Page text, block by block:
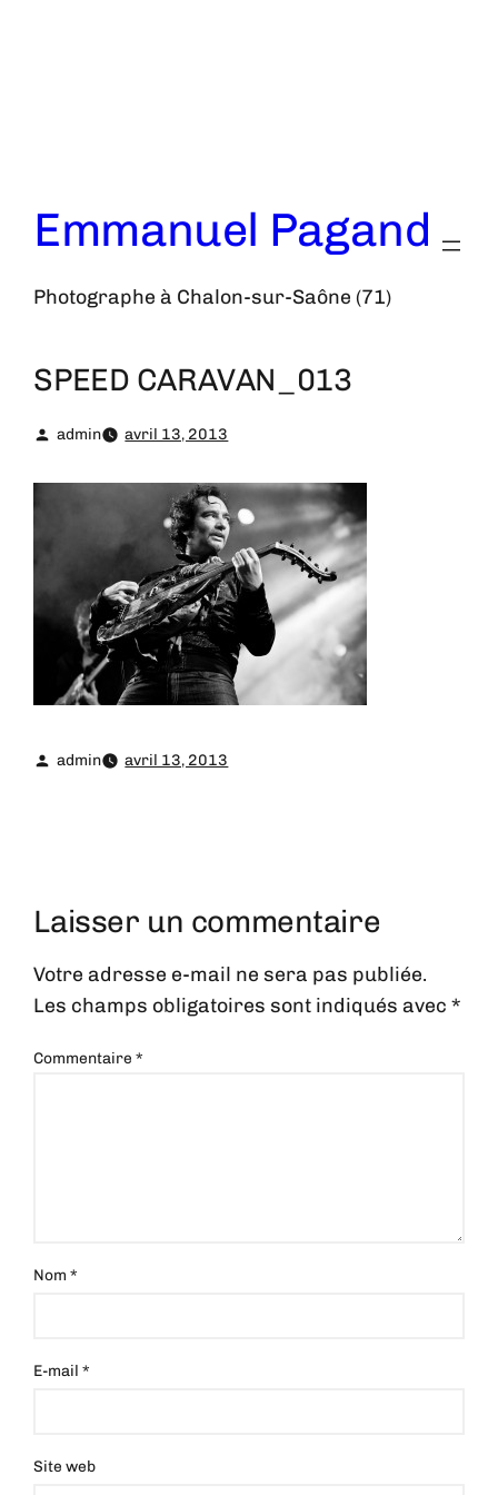
Emmanuel Pagand
Photographe à Chalon-sur-Saône (71)
SPEED CARAVAN_013
admin avril 13, 2013
admin avril 13, 2013
Laisser un commentaire
Votre adresse e-mail ne sera pas publiée.
Les champs obligatoires sont indiqués avec*
Commentaire*
Nom*
E-mail*
Site web